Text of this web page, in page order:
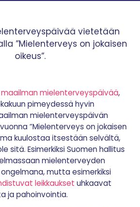
vietetään
”Mielenterveys on jokaisen
oikeus”.
maailman mielenterveyspäivää,
pimeydessä hyvin
mielenterveyspäivän
“Mielenterveys on jokaisen
kuulostaa itsestään selvältä,
sitä. Esimerkiksi Suomen hallitus
mielenterveyden
mutta esimerkiksi
leikkaukset uhkaavat
ja pahoinvointia.